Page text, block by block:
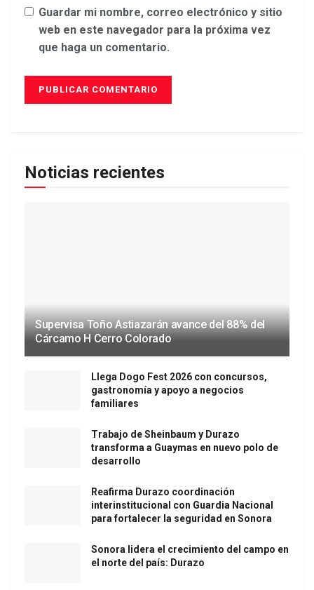
Guardar mi nombre, correo electrónico y sitio
web en este navegador para la próxima vez
que haga un comentario.
Noticias recientes
Supervisa Toño Astiazarán avance del 88% del
Cárcamo H Cerro Colorado
Llega Dogo Fest 2026 con concursos,
gastronomía y apoyo a negocios
familiares
Trabajo de Sheinbaum y Durazo
transforma a Guaymas en nuevo polo de
desarrollo
Reafirma Durazo coordinación
interinstitucional con Guardia Nacional
para fortalecer la seguridad en Sonora
Sonora lidera el crecimiento del campo en
el norte del país: Durazo